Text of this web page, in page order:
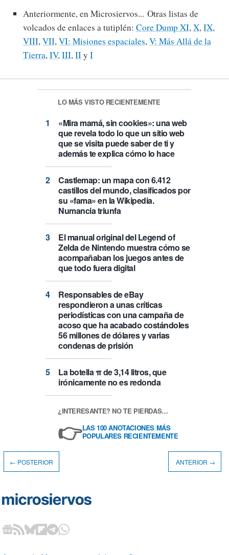
Anteriormente, en Microsiervos... Otras listas de
volcados de enlaces a tutiplén: Core Dump XI,X,IX,
VIII,VII,VI: Misiones espaciales,V: Más Allá de la
Tierra,IV,III,IIy I
LO MÁS VISTO RECIENTEMENTE
«Mira mamá, sin cookies»: una web
que revela todo lo que un sitio web
que se visita puede saber de ti y
además te explica cómo lo hace
Castlemap: un mapa con 6.412
castillos del mundo, clasificados por
su «fama» en la Wikipedia.
Numancia triunfa
El manual original del Legend of
Zelda de Nintendo muestra cómo se
acompañaban los juegos antes de
que todo fuera digital
Responsables de eBay
respondieron a unas críticas
periodísticas con una campaña de
acoso que ha acabado costándoles
56 millones de dólares y varias
condenas de prisión
La botella π de 3,14 litros, que
irónicamente no es redonda
¿INTERESANTE? NO TE PIERDAS…
👉LAS 100 ANOTACIONES MÁS
POPULARES RECIENTEMENTE
← POSTERIOR ANTERIOR →